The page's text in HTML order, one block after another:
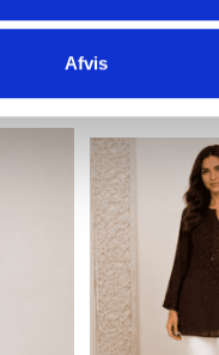
Afvis
Xl